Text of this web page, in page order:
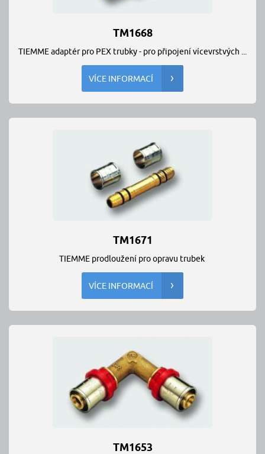
TM1668
TIEMME adaptér pro PEX trubky - pro připojení vícevrstvých ...
VÍCE INFORMACÍ
TM1671
TIEMME prodloužení pro opravu trubek
VÍCE INFORMACÍ
TM1653